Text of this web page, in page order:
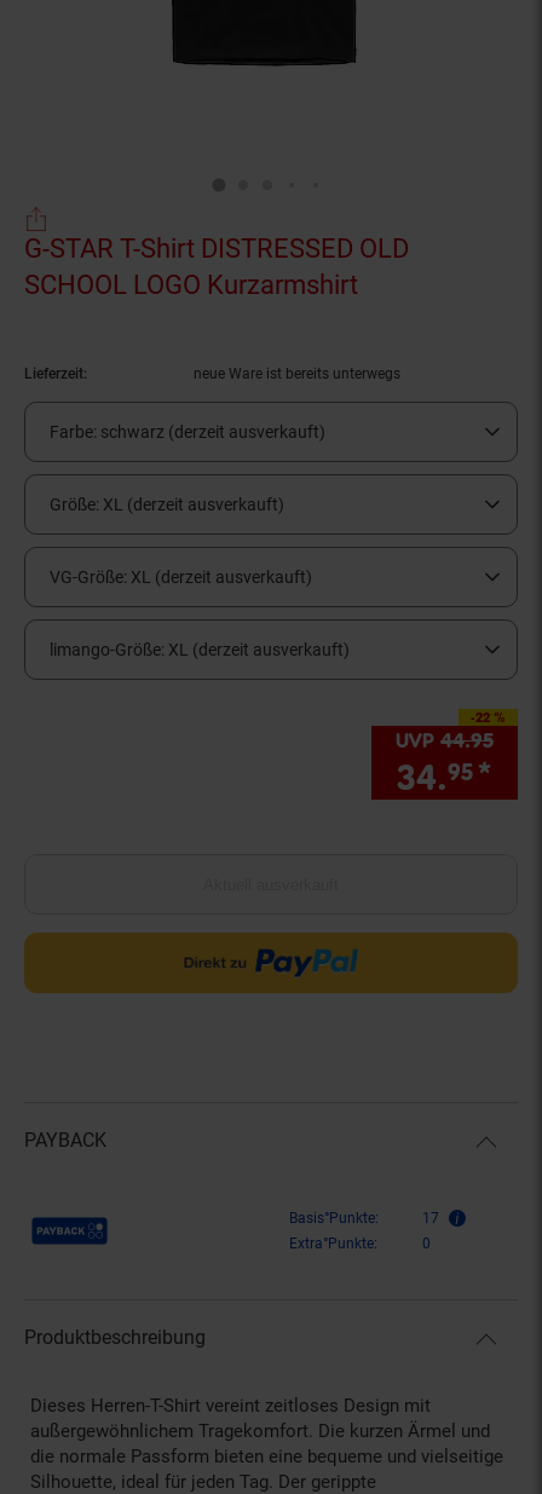
G-STAR T-Shirt DISTRESSED OLD
SCHOOL LOGO Kurzarmshirt
Lieferzeit: neue Ware ist bereits unterwegs
Farbe: schwarz (derzeit ausverkauft)
Größe: XL (derzeit ausverkauft)
VG-Größe: XL (derzeit ausverkauft)
limango-Größe: XL (derzeit ausverkauft)
-22 %
Sie Sparen 22
UVP 44.95
34.95 *
PAYBACK
Payback Punkte Basis°Punkte:
17
Extra°Punkte:
0
Produktbeschreibung
Dieses Herren-T-Shirt vereint zeitloses Design mit
außergewöhnlichem Tragekomfort. Die kurzen Ärmel und
die normale Passform bieten eine bequeme und vielseitige
Silhouette, ideal für jeden Tag. Der gerippte